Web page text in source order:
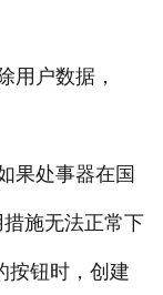
用户数据，
果处事器在国
施无法正常下
按钮时，创建